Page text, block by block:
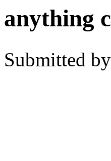
anything
Submitted by